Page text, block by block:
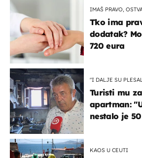
IMAŠ PRAVO,
Tko ima
dodatak?
720 eura
"I DALJE SU
Turisti mu
apartman:
nestalo je
KAOS U CEUTI